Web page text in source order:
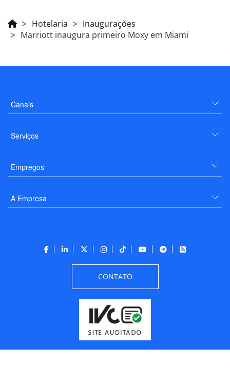
Hotelaria
Inaugurações
Marriott inaugura primeiro Moxy em Miami
Canais
Serviços
Empregos
A Empresa
CONTATO